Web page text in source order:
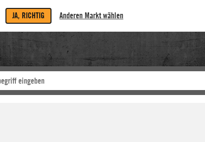
JA, RICHTIG Anderen Markt wählen